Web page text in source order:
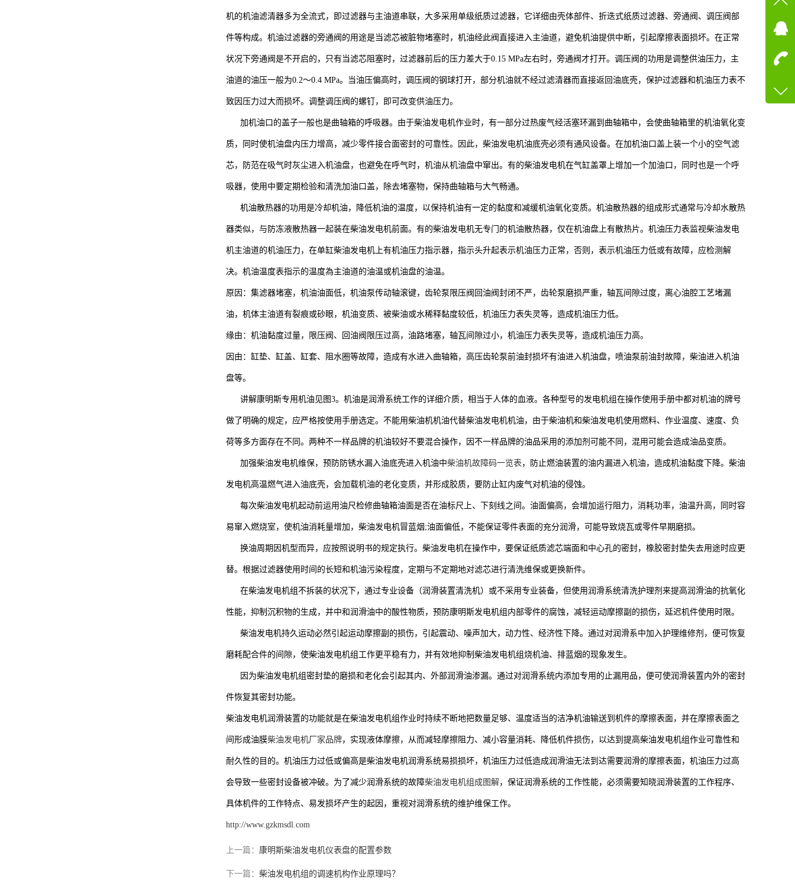
机的机油滤清器多为全流式，即过滤器与主油道串联，大多采用单级纸质过滤器，它详细由壳体部件、折迭式纸质过滤器、旁通阀、调压阀部
件等构成。机油过滤器的旁通阀的用途是当滤芯被脏物堵塞时，机油经此阀直接进入主油道，避免机油提供中断，引起摩擦表面损坏。在正常
状况下旁通阀是不开启的，只有当滤芯阻塞时，过滤器前后的压力差大于0.15 MPa左右时，旁通阀才打开。调压阀的功用是调整供油压力，主
油道的油压一般为0.2～0.4 MPa。当油压偏高时，调压阀的钢球打开，部分机油就不经过滤清器而直接返回油底壳，保护过滤器和机油压力表不
致因压力过大而损坏。调整调压阀的螺钉，即可改变供油压力。
加机油口的盖子一般也是曲轴箱的呼吸器。由于柴油发电机作业时，有一部分过热废气经活塞环漏到曲轴箱中，会使曲轴箱里的机油氧化变
质，同时使机油盘内压力增高，减少零件接合面密封的可靠性。因此，柴油发电机油底壳必须有通风设备。在加机油口盖上装一个小的空气滤
芯，防范在吸气时灰尘进入机油盘，也避免在呼气时，机油从机油盘中窜出。有的柴油发电机在气缸盖罩上增加一个加油口，同时也是一个呼
吸器，使用中要定期检验和清洗加油口盖，除去堵塞物，保持曲轴箱与大气畅通。
机油散热器的功用是冷却机油，降低机油的温度，以保持机油有一定的黏度和减缓机油氧化变质。机油散热器的组成形式通常与冷却水散热
器类似，与防冻液散热器一起装在柴油发电机前面。有的柴油发电机无专门的机油散热器，仅在机油盘上有散热片。机油压力表监视柴油发电
机主油道的机油压力，在单缸柴油发电机上有机油压力指示器，指示头升起表示机油压力正常，否则，表示机油压力低或有故障，应检测解
决。机油温度表指示的温度為主油道的油温或机油盘的油温。
原因：集滤器堵塞，机油油面低，机油泵传动轴滚键，齿轮泵限压阀回油阀封闭不严，齿轮泵磨损严重，轴瓦间隙过度，离心油腔工艺堵漏
油，机体主油道有裂痕或砂眼，机油变质、被柴油或水稀释黏度较低，机油压力表失灵等，造成机油压力低。
缘由：机油黏度过量，限压阀、回油阀限压过高，油路堵塞，轴瓦间隙过小，机油压力表失灵等，造成机油压力高。
因由：缸垫、缸盖、缸套、阻水圈等故障，造成有水进入曲轴箱，高压齿轮泵前油封损坏有油进入机油盘，喷油泵前油封故障，柴油进入机油
盘等。
讲解康明斯专用机油见图3。机油是润滑系统工作的详细介质，相当于人体的血液。各种型号的发电机组在操作使用手册中都对机油的牌号
做了明确的规定，应严格按使用手册选定。不能用柴油机机油代替柴油发电机机油，由于柴油机和柴油发电机使用燃料、作业温度、速度、负
荷等多方面存在不同。两种不一样品牌的机油较好不要混合操作，因不一样品牌的油品采用的添加剂可能不同，混用可能会造成油品变质。
加强柴油发电机维保，预防防锈水漏入油底壳进入机油中柴油机故障码一览表 ，防止燃油装置的油内漏进入机油，造成机油黏度下降。柴油
发电机高温燃气进入油底壳，会加载机油的老化变质，并形成胶质，要防止缸内废气对机油的侵蚀。
每次柴油发电机起动前运用油尺检修曲轴箱油面是否在油标尺上、下刻线之间。油面偏高，会增加运行阻力，消耗功率，油温升高，同时容
易窜入燃烧室，使机油消耗量增加，柴油发电机冒蓝烟;油面偏低，不能保证零件表面的充分润滑，可能导致烧瓦或零件早期磨损。
换油周期因机型而异，应按照说明书的规定执行。柴油发电机在操作中，要保证纸质滤芯端面和中心孔的密封，橡胶密封垫失去用途时应更
替。根据过滤器使用时间的长短和机油污染程度，定期与不定期地对滤芯进行清洗维保或更换新件。
在柴油发电机组不拆装的状况下，通过专业设备（润滑装置清洗机）或不采用专业装备，但使用润滑系统清洗护理剂来提高润滑油的抗氧化
性能，抑制沉积物的生成，并中和润滑油中的酸性物质，预防康明斯发电机组内部零件的腐蚀，减轻运动摩擦副的损伤，延迟机件使用时限。
柴油发电机持久运动必然引起运动摩擦副的损伤，引起震动、噪声加大，动力性、经济性下降。通过对润滑系中加入护理维修剂，便可恢复
磨耗配合件的间隙，使柴油发电机组工作更平稳有力，并有效地抑制柴油发电机组烧机油、排蓝烟的现象发生。
因为柴油发电机组密封垫的磨损和老化会引起其内、外部润滑油渗漏。通过对润滑系统内添加专用的止漏用品，便可使润滑装置内外的密封
件恢复其密封功能。
柴油发电机润滑装置的功能就是在柴油发电机组作业时持续不断地把数量足够、温度适当的洁净机油输送到机件的摩擦表面，并在摩擦表面之
间形成油膜柴油发电机厂家品牌，实现液体摩擦，从而减轻摩擦阻力、减小容量消耗、降低机件损伤，以达到提高柴油发电机组作业可靠性和
耐久性的目的。机油压力过低或偏高是柴油发电机润滑系统易损损坏，机油压力过低造成润滑油无法到达需要润滑的摩擦表面，机油压力过高
会导致一些密封设备被冲破。为了减少润滑系统的故障柴油发电机组成图解，保证润滑系统的工作性能，必须需要知晓润滑装置的工作程序、
具体机件的工作特点、易发损坏产生的起因，重视对润滑系统的维护维保工作。
http://www.gzkmsdl.com
上一篇： 康明斯柴油发电机仪表盘的配置参数
下一篇： 柴油发电机组的调速机构作业原理吗？